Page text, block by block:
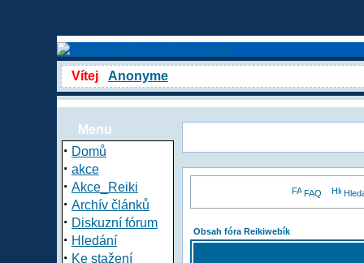
Vítej Anonyme
Menu
· Domů
· akce
· Akce_Reiki
· Archív článků
· Diskuzní fórum
· Hledání
· Ke stažení
FAQ
Obsah fóra Reikiwebík